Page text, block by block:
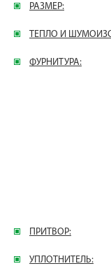
РАЗМЕР:
ТЕПЛО И
ФУРНИТУРА:
ПРИТВОР:
УПЛОТНИТЕЛЬ: